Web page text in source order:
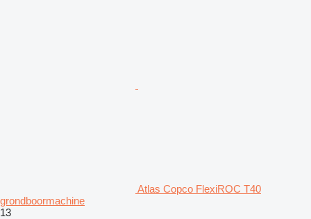
Atlas Copco FlexiROC T40
grondboormachine
13